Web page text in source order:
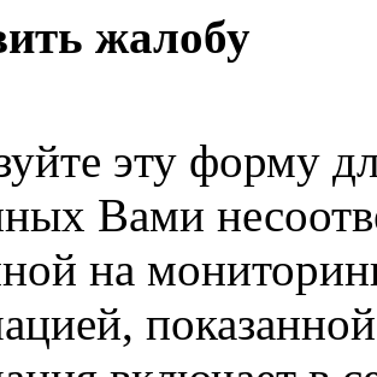
жалобу
эту форму
Вами
на